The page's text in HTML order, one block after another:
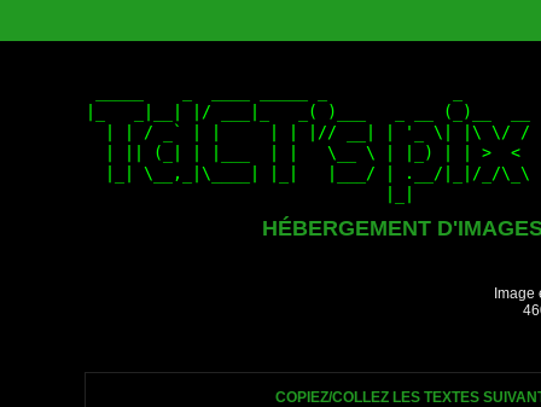
HÉBERGEMENT
COPIEZ/COLLEZ LES TEXTES